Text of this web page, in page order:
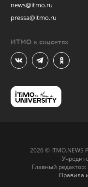
news@itmo.ru
pressa@itmo.ru
ИТМО в соцсетях
2026 © ITMO.NEWS
Главный
Правила